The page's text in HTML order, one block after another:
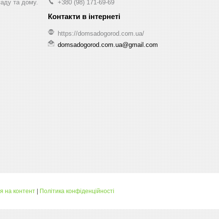
та дому. +380 (98) 171-69-69
https://domsadogorod.com.ua/
domsadogorod.com.ua@gmail.com
на контент | Політика конфіденційності